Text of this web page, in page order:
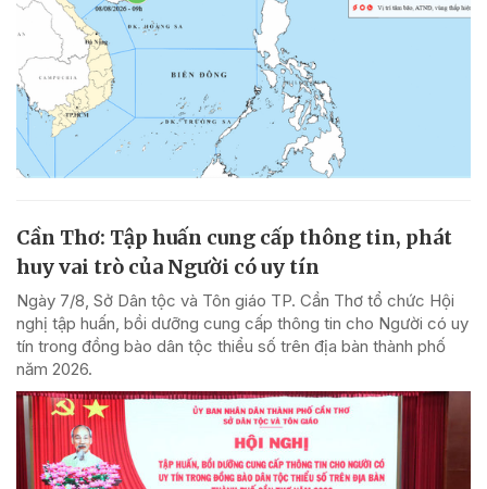
Cần Thơ: Tập huấn cung cấp thông tin, phát
huy vai trò của Người có uy tín
Ngày 7/8, Sở Dân tộc và Tôn giáo TP. Cần Thơ tổ chức Hội
nghị tập huấn, bồi dưỡng cung cấp thông tin cho Người có uy
tín trong đồng bào dân tộc thiểu số trên địa bàn thành phố
năm 2026.